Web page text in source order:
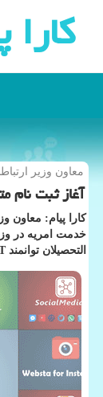
كارا
معاون وزیر
آغاز ثبت نام
كارا پیام: معاون
خدمت امریه در
التحصیلان توانمند ICT در این وزارتخانه آگاهی داد.